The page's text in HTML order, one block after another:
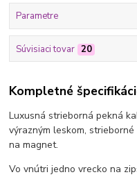
Parametre
Súvisiaci tovar 20
Kompletné
Luxusná strieborná pekná
výrazným leskom,
na magnet.
Vo vnútri jedno vrecko na